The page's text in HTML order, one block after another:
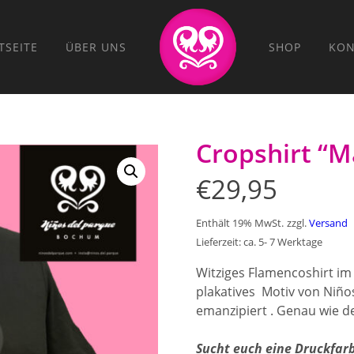
ÜBER UNS SHOP
Cropshirt
€29,95
Enthält 19% MwSt. zzgl.Versand
Lieferzeit: ca. 5- 7 Werktage
Witziges Flamencoshirt
plakatives Motiv von
emanzipiert . Genau wie
Sucht euch eine